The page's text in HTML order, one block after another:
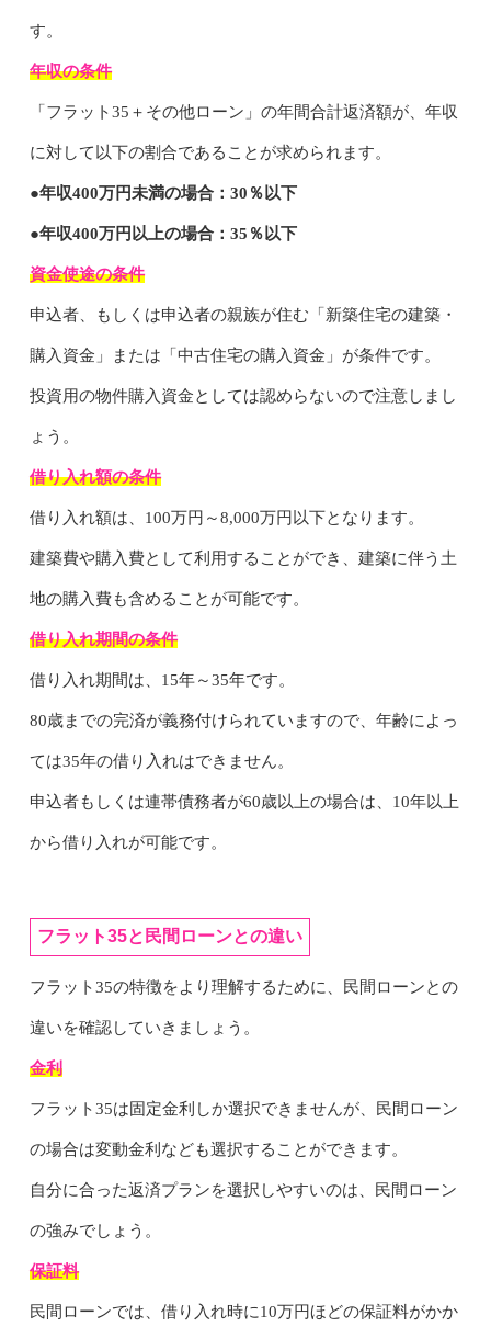
す。
年収の条件
「フラット35＋その他ローン」の年間合計返済額が、年収
に対して以下の割合であることが求められます。
●年収400万円未満の場合：30％以下
●年収400万円以上の場合：35％以下
資金使途の条件
申込者、もしくは申込者の親族が住む「新築住宅の建築・
購入資金」または「中古住宅の購入資金」が条件です。
投資用の物件購入資金としては認めらないので注意しまし
ょう。
借り入れ額の条件
借り入れ額は、100万円～8,000万円以下となります。
建築費や購入費として利用することができ、建築に伴う土
地の購入費も含めることが可能です。
借り入れ期間の条件
借り入れ期間は、15年～35年です。
80歳までの完済が義務付けられていますので、年齢によっ
ては35年の借り入れはできません。
申込者もしくは連帯債務者が60歳以上の場合は、10年以上
から借り入れが可能です。
フラット35と民間ローンとの違い
フラット35の特徴をより理解するために、民間ローンとの
違いを確認していきましょう。
金利
フラット35は固定金利しか選択できませんが、民間ローン
の場合は変動金利なども選択することができます。
自分に合った返済プランを選択しやすいのは、民間ローン
の強みでしょう。
保証料
民間ローンでは、借り入れ時に10万円ほどの保証料がかか